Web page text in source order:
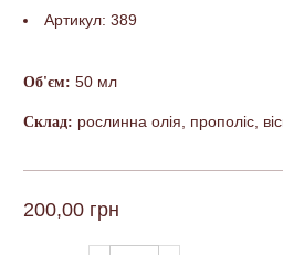
Артикул: 389
Об'єм: 50 мл
Склад: рослинна олія, прополіс,
200,00 грн